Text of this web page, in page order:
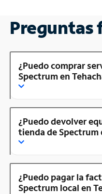
Preguntas
¿Puedo comprar
Spectrum en
¿Puedo devolver
tienda de Spectrum
¿Puedo pagar la
Spectrum local en